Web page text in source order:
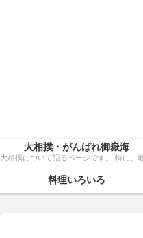
大相撲・がんばれ御嶽海
料理いろいろ